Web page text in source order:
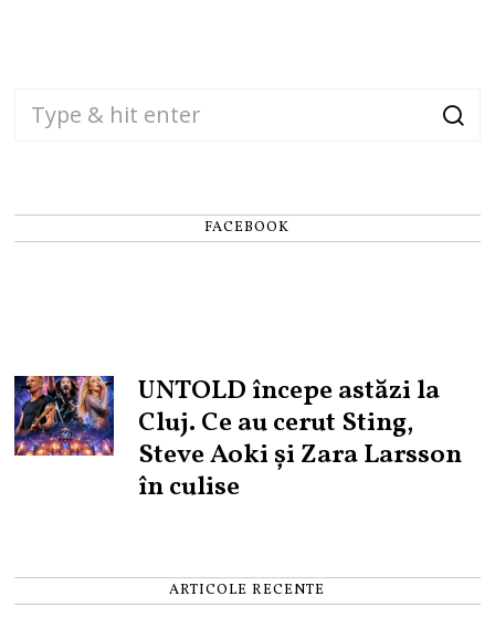
FACEBOOK
UNTOLD începe astăzi la
Cluj. Ce au cerut Sting,
Steve Aoki și Zara Larsson
în culise
ARTICOLE RECENTE